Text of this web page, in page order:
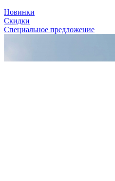
Новинки
Скидки
Специальное предложение